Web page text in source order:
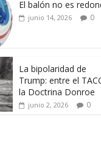
El balón no es
junio 14, 2026 0
La bipolaridad de
Trump: entre el
la Doctrina Donroe
junio 2, 2026 0